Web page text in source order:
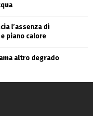
l’assenza di
piano calore
altro degrado